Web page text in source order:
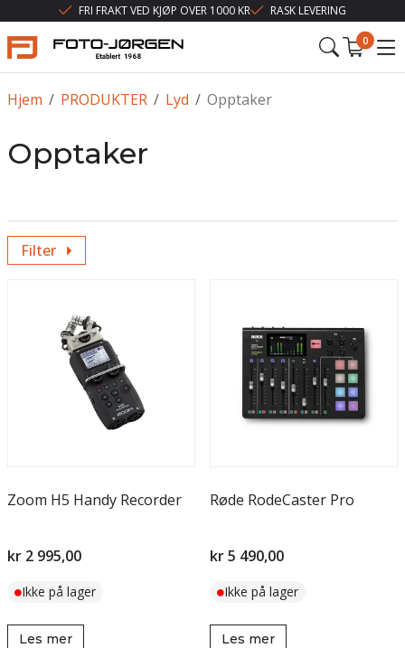
FRI FRAKT VED KJØP OVER 1000 KR RASK LEVERING
0
/
Hjem /
PRODUKTER /
Lyd Opptaker
Opptaker
Filter
Zoom H5 Handy Recorder
kr 2 995,00
Ikke på lager
Les mer
Røde RodeCaster Pro
kr 5 490,00
Ikke på lager
Les mer